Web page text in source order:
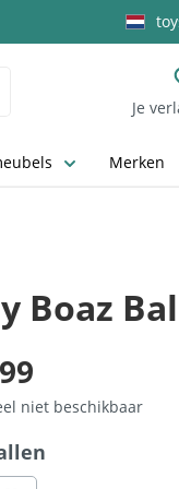
Je
Merken
Boaz
niet beschikbaar